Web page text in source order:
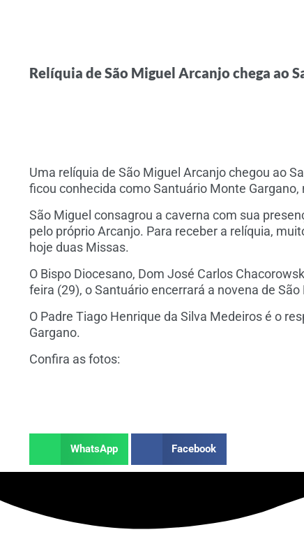
Relíquia de São Miguel Arcanjo chega ao
Uma relíquia de São Miguel Arcanjo chegou ao
ficou conhecida como Santuário Monte
São Miguel consagrou a caverna com sua
pelo próprio Arcanjo. Para receber a relíquia,
hoje duas Missas.
O Bispo Diocesano, Dom José Carlos
feira (29), o Santuário encerrará a novena de
O Padre Tiago Henrique da Silva Medeiros é o
Gargano.
Confira as fotos:
WhatsApp Facebook